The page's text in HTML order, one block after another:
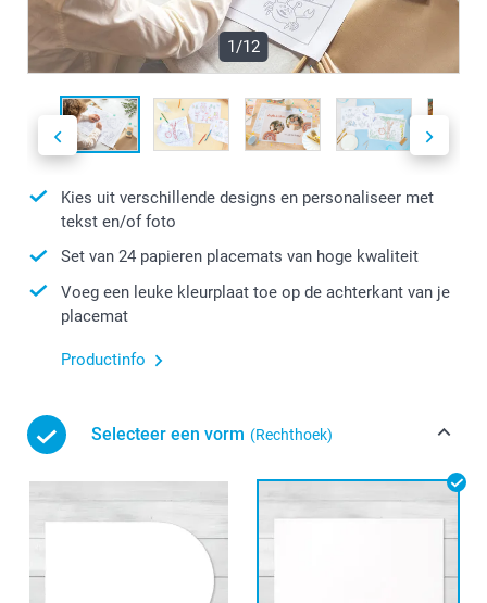
1/12
Kies uit verschillende designs en personaliseer met
tekst en/of foto
Set van 24 papieren placemats van hoge kwaliteit
Voeg een leuke kleurplaat toe op de achterkant van je
placemat
Productinfo
Selecteer een vorm (Rechthoek)